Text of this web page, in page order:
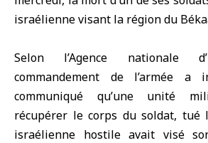
israéliennevisant la région du
Selon l’Agence nationale
commandement de l’armée a
communiqué qu’une unité
récupérer le corps du soldat, tué
israélienne hostile avait visé